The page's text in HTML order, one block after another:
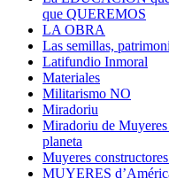
que QUEREMOS
LA OBRA
Las semillas,
Latifundio Inmoral
Materiales
Militarismo NO
Miradoriu
Miradoriu de
planeta
Muyeres
MUYERES